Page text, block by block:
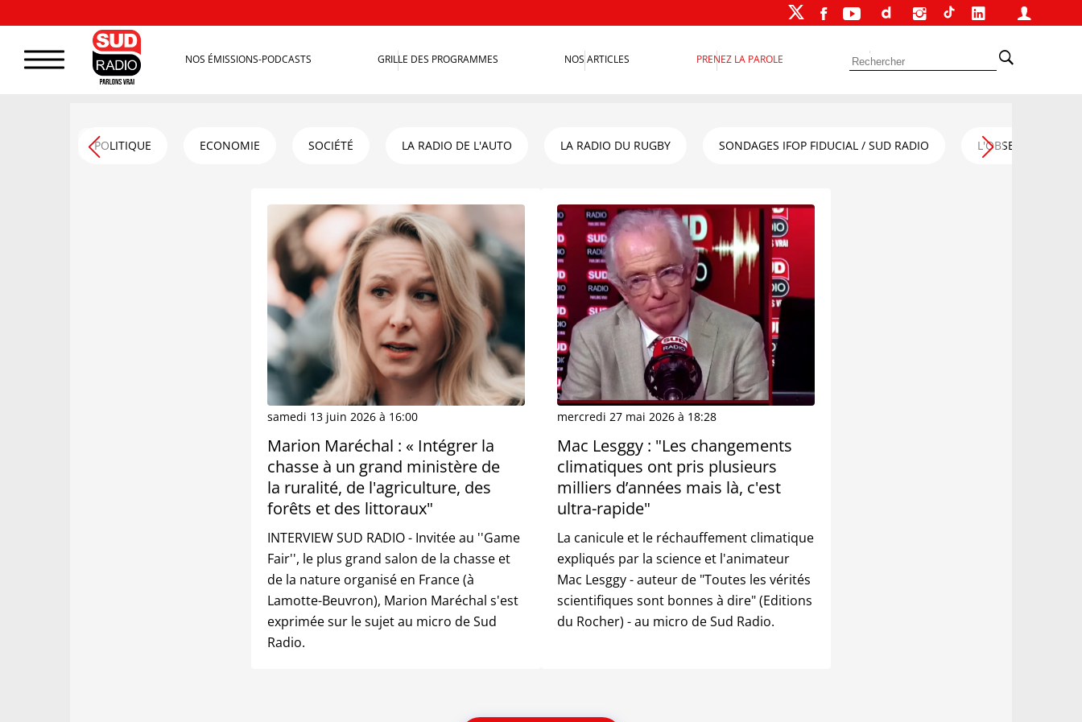
NOS ÉMISSIONS-PODCASTS GRILLE DES PROGRAMMES NOS ARTICLES PRENEZ LA PAROLE
POLITIQUE ECONOMIE SOCIÉTÉ LA RADIO DE L'AUTO LA RADIO DU RUGBY SONDAGES IFOP FIDUCIAL / SUD RADIO L'OBSERVATOIRE
samedi 13 juin 2026 à 16:00
Marion Maréchal : « Intégrer la
chasse à un grand ministère de
la ruralité, de l'agriculture, des
forêts et des littoraux"
INTERVIEW SUD RADIO - Invitée au ''Game
Fair'', le plus grand salon de la chasse et
de la nature organisé en France (à
Lamotte-Beuvron), Marion Maréchal s'est
exprimée sur le sujet au micro de Sud
Radio.
mercredi 27 mai 2026 à 18:28
Mac Lesggy : "Les changements
climatiques ont pris plusieurs
milliers d’années mais là, c'est
ultra-rapide"
La canicule et le réchauffement climatique
expliqués par la science et l'animateur
Mac Lesggy - auteur de "Toutes les vérités
scientifiques sont bonnes à dire" (Editions
du Rocher) - au micro de Sud Radio.